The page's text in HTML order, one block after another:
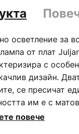
осветление за
от плат
с
дизайн.
се пресичат
им е с
цялостния
повече